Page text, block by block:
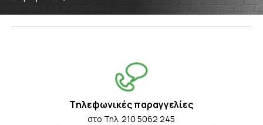
Tηλεφωνικές παραγγελίες
στο Τηλ. 210 5062 245